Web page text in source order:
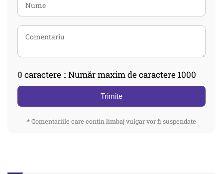
0 caractere :: Număr maxim de caractere 1000
Trimite
* Comentariile care contin limbaj vulgar vor fi suspendate